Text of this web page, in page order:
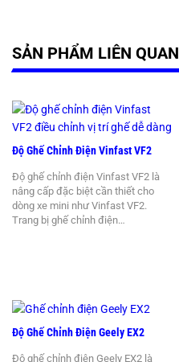
SẢN PHẨM LIÊN QUAN
Độ Ghế Chỉnh Điện Vinfast VF2
Độ ghế chỉnh điện Vinfast VF2 là
nâng cấp đặc biệt cần thiết cho
dòng xe mini như Vinfast VF2.
Trang bị ghế chỉnh điện…
Độ Ghế Chỉnh Điện Geely EX2
Độ ghế chỉnh điện Geely EX2 là